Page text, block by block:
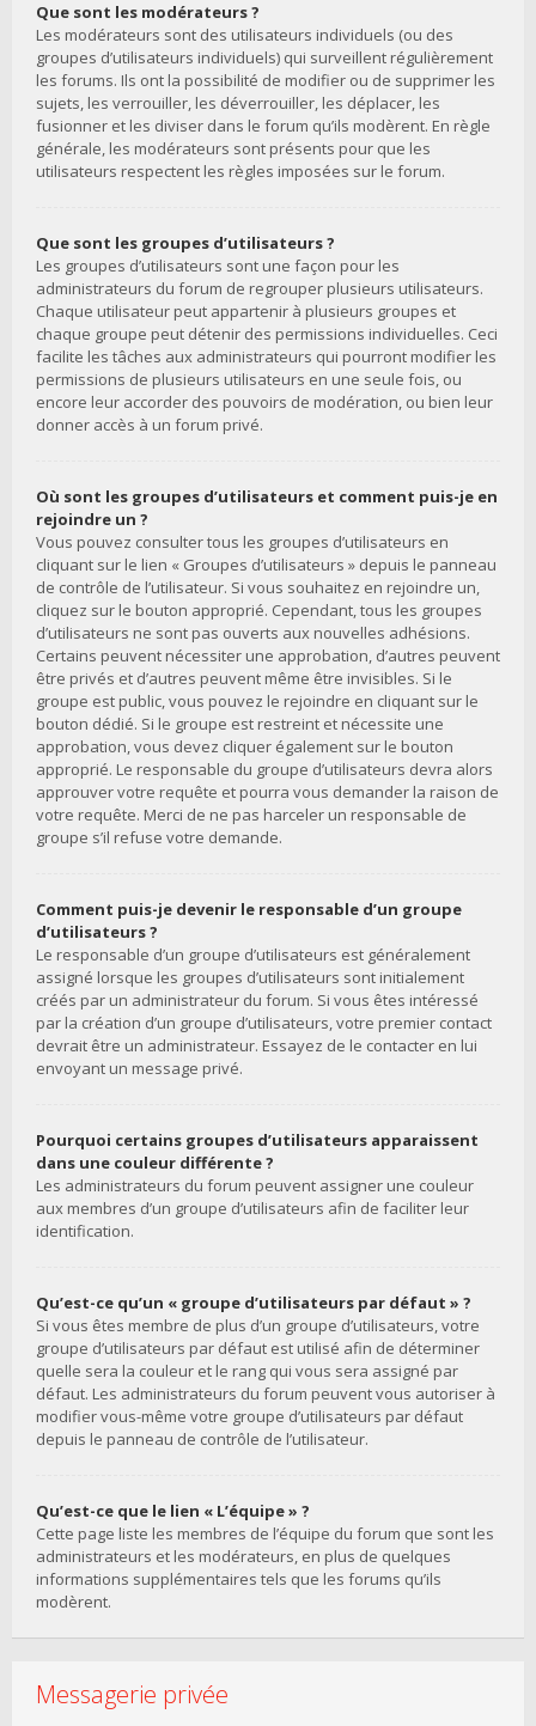
Que sont les modérateurs ?
Les modérateurs sont des utilisateurs individuels (ou des
groupes d’utilisateurs individuels) qui surveillent régulièrement
les forums. Ils ont la possibilité de modifier ou de supprimer les
sujets, les verrouiller, les déverrouiller, les déplacer, les
fusionner et les diviser dans le forum qu’ils modèrent. En règle
générale, les modérateurs sont présents pour que les
utilisateurs respectent les règles imposées sur le forum.
Que sont les groupes d’utilisateurs ?
Les groupes d’utilisateurs sont une façon pour les
administrateurs du forum de regrouper plusieurs utilisateurs.
Chaque utilisateur peut appartenir à plusieurs groupes et
chaque groupe peut détenir des permissions individuelles. Ceci
facilite les tâches aux administrateurs qui pourront modifier les
permissions de plusieurs utilisateurs en une seule fois, ou
encore leur accorder des pouvoirs de modération, ou bien leur
donner accès à un forum privé.
Où sont les groupes d’utilisateurs et comment puis-je en
rejoindre un ?
Vous pouvez consulter tous les groupes d’utilisateurs en
cliquant sur le lien « Groupes d’utilisateurs » depuis le panneau
de contrôle de l’utilisateur. Si vous souhaitez en rejoindre un,
cliquez sur le bouton approprié. Cependant, tous les groupes
d’utilisateurs ne sont pas ouverts aux nouvelles adhésions.
Certains peuvent nécessiter une approbation, d’autres peuvent
être privés et d’autres peuvent même être invisibles. Si le
groupe est public, vous pouvez le rejoindre en cliquant sur le
bouton dédié. Si le groupe est restreint et nécessite une
approbation, vous devez cliquer également sur le bouton
approprié. Le responsable du groupe d’utilisateurs devra alors
approuver votre requête et pourra vous demander la raison de
votre requête. Merci de ne pas harceler un responsable de
groupe s’il refuse votre demande.
Comment puis-je devenir le responsable d’un groupe
d’utilisateurs ?
Le responsable d’un groupe d’utilisateurs est généralement
assigné lorsque les groupes d’utilisateurs sont initialement
créés par un administrateur du forum. Si vous êtes intéressé
par la création d’un groupe d’utilisateurs, votre premier contact
devrait être un administrateur. Essayez de le contacter en lui
envoyant un message privé.
Pourquoi certains groupes d’utilisateurs apparaissent
dans une couleur différente ?
Les administrateurs du forum peuvent assigner une couleur
aux membres d’un groupe d’utilisateurs afin de faciliter leur
identification.
Qu’est-ce qu’un « groupe d’utilisateurs par défaut » ?
Si vous êtes membre de plus d’un groupe d’utilisateurs, votre
groupe d’utilisateurs par défaut est utilisé afin de déterminer
quelle sera la couleur et le rang qui vous sera assigné par
défaut. Les administrateurs du forum peuvent vous autoriser à
modifier vous-même votre groupe d’utilisateurs par défaut
depuis le panneau de contrôle de l’utilisateur.
Qu’est-ce que le lien « L’équipe » ?
Cette page liste les membres de l’équipe du forum que sont les
administrateurs et les modérateurs, en plus de quelques
informations supplémentaires tels que les forums qu’ils
modèrent.
Messagerie privée